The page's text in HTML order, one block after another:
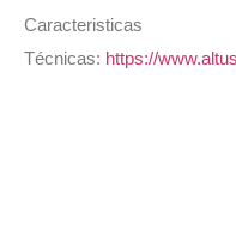
Caracteristicas
Técnicas: https://